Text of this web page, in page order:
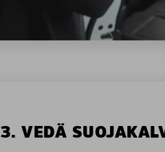
3. VEDÄ